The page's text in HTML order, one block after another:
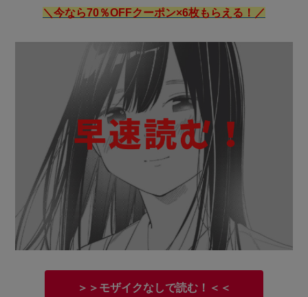
＼今なら70％OFFクーポン×6枚もらえる！／
＞＞モザイクなしで読む！＜＜